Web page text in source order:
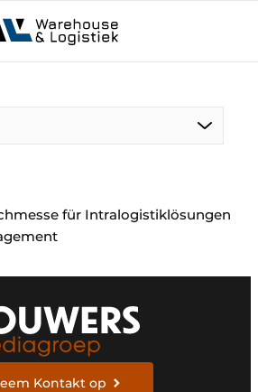
NL EN
für Intralogistiklösungen
Kontakt op